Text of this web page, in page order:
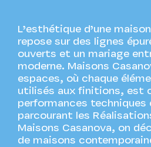
L’esthétique d’une
repose sur des lignes
ouverts et un mariage
moderne. Maisons
espaces, où chaque
utilisés aux finitions, est
performances techniques
parcourant les
Maisons Casanova, on
de maisons